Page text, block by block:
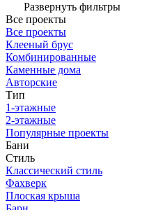
Развернуть фильтры
Все проекты
Все проекты
Клееный брус
Комбинированные
Каменные дома
Авторские
Тип
1-этажные
2-этажные
Популярные проекты
Бани
Стиль
Классический стиль
Фахверк
Плоская крыша